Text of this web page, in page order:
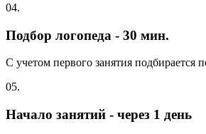
04.
Подбор логопеда - 30 мин.
С учетом первого занятия подбирается
05.
Начало занятий - через 1 день